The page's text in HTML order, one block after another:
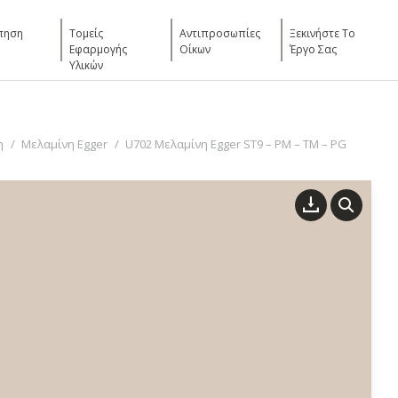
Τομείς
Εφαρμογής
Υλικών
Αντιπροσωπίες
Οίκων
Ξεκινήστε Το
Έργο Σας
Μελαμίνη Egger U702 Μελαμίνη Egger ST9 – PM – TM – PG